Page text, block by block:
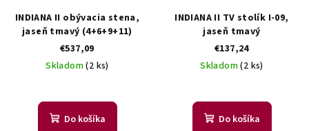
INDIANA II obývacia stena,
jaseň tmavý (4+6+9+11)
€537,09
Skladom(2 ks)
Do košíka
INDIANA II TV stolík I-09,
jaseň tmavý
€137,24
Skladom(2 ks)
Do košíka